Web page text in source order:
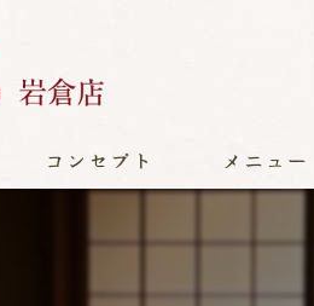
コンセプト メニュー